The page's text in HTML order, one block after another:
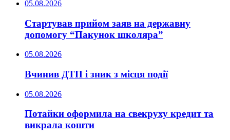
05.08.2026
Стартував прийом заяв на державну
допомогу “Пакунок школяра”
05.08.2026
Вчинив ДТП і зник з місця події
05.08.2026
Потайки оформила на свекруху кредит та
викрала кошти